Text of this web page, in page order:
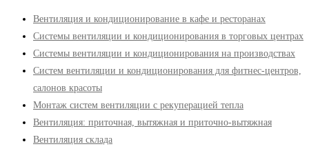
Вентиляция и кондиционирование в кафе и ресторанах
Системы вентиляции и кондиционирования в торговых центрах
Системы вентиляции и кондиционирования на производствах
Систем вентиляции и кондиционирования для фитнес-центров,
салонов красоты
Монтаж систем вентиляции с рекуперацией тепла
Вентиляция: приточная, вытяжная и приточно-вытяжная
Вентиляция склада